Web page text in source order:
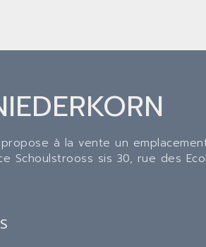
à la vente un
Schoulstrooss sis 30, rue des